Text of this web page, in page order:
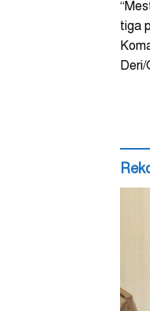
tiga
Deri/